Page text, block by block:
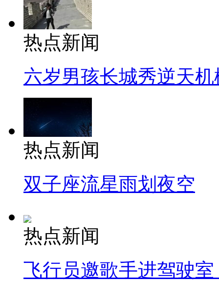
热点新闻
六岁男孩长城秀逆天机
热点新闻
双子座流星雨划夜空
热点新闻
飞行员邀歌手进驾驶